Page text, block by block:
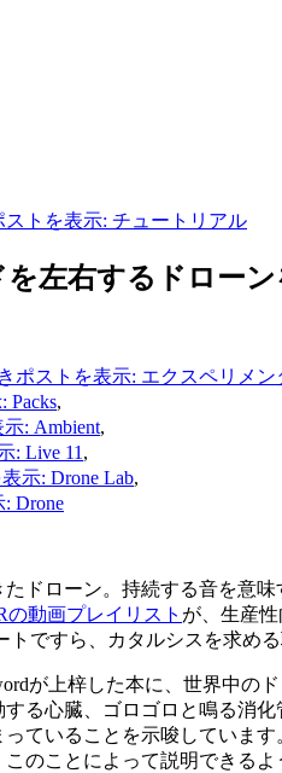
トを表示: チュートリアル
左右するドローン
ポストを表示: エクスペリメン
Packs,
: Ambient,
: Live 11,
示: Drone Lab,
Drone
ドローン。持続する音を意
の動画プレイリスト が、生産
ですら、カタルシスを求め
が上梓した本に、世界中の
る心臓、ゴロゴロと鳴る消
ていることを示唆していま
のことによって説明できるよ